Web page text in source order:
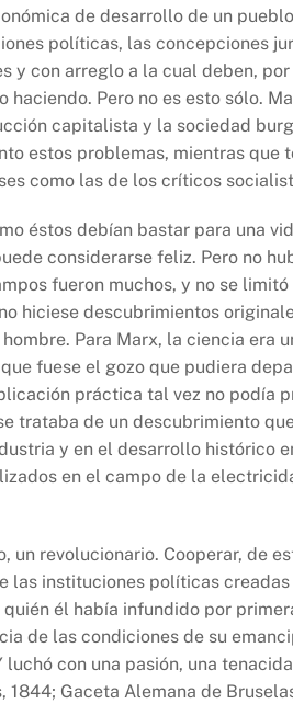
de desarrollo de un
políticas, las concepciones
y con arreglo a la cual deben,
haciendo. Pero no es esto sólo.
capitalista y la sociedad
estos problemas, mientras que
como las de los críticos
éstos debían bastar para una
considerarse feliz. Pero no
fueron muchos, y no se
hiciese descubrimientos
Para Marx, la ciencia era
fuese el gozo que pudiera
práctica tal vez no podía
trataba de un descubrimiento
y en el desarrollo histórico
en el campo de la
un revolucionario. Cooperar, de
las instituciones políticas
él había infundido por
de las condiciones de su
luchó con una pasión, una
1844; Gaceta Alemana de